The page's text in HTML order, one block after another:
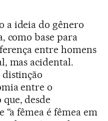
a ideia do gênero
como base para
entre homens
mas acidental.
distinção
entre o
desde
fêmea é fêmea em